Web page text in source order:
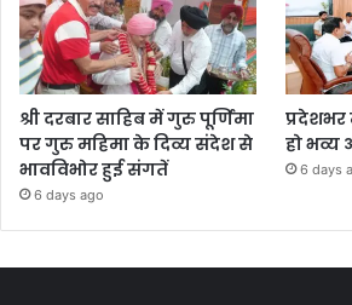
श्री दरबार साहिब में गुरु पूर्णिमा
पर गुरु महिमा के दिव्य संदेश से
भावविभोर हुई संगतें
6 days ago
प्रदेशभर
हो
6 days